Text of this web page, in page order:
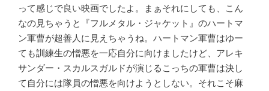
って感じで良い映画でしたよ。まぁそれにしても、こん
なの見ちゃうと『フルメタル・ジャケット』のハートマ
ン軍曹が超善人に見えちゃうね。ハートマン軍曹はゆー
ても訓練生の憎悪を一応自分に向けましたけど、アレキ
サンダー・スカルスガルドが演じるこっちの軍曹は決し
て自分には隊員の憎悪を向けようとしない。それこそ麻